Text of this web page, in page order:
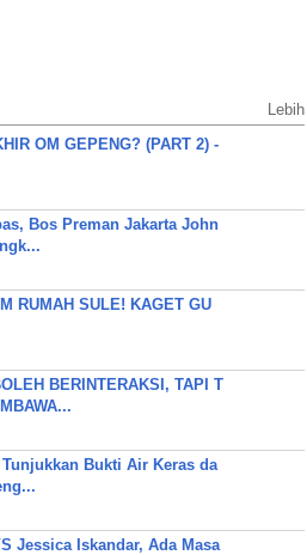
Lebih
OM GEPENG? (PART 2) -
Bos Preman Jakarta John
RUMAH SULE! KAGET GU
BERINTERAKSI, TAPI T
Tunjukkan Bukti Air Keras da
Jessica Iskandar, Ada Masa